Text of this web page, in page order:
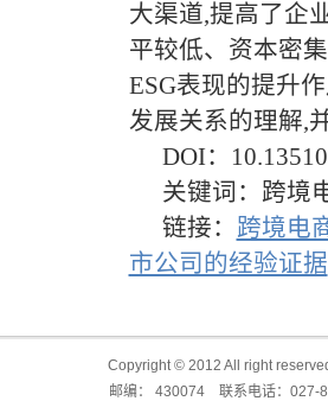
大渠道,提高了企
平较低、资本密
ESG表现的提升
发展关系的理解,
DOI：
关键词：跨境
链接： 跨境电
市公司的经验证据
Copyright © 2012 All right
邮编： 430074 联系电话：